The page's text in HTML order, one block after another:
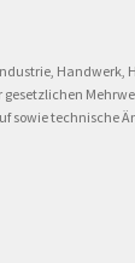
technische